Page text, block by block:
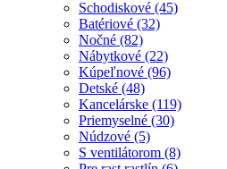
Schodiskové (45)
Batériové (32)
Nočné (82)
Nábytkové (22)
Kúpeľnové (96)
Detské (48)
Kancelárske (119)
Priemyselné (30)
Núdzové (5)
S ventilátorom (8)